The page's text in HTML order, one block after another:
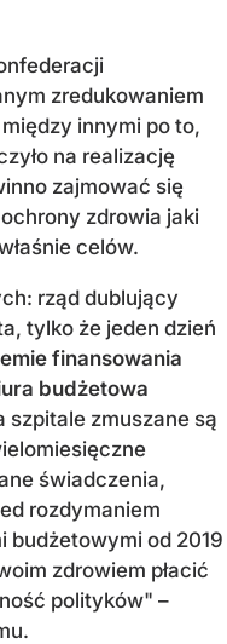
zredukowaniem
innymi po to,
na realizację
zajmować się
zdrowia jaki
celów.
rząd dublujący
tylko że jeden dzień
finansowania
budżetowa
szpitale zmuszane są
świadczenia,
rozdymaniem
budżetowymi od 2019
zdrowiem płacić
polityków" –